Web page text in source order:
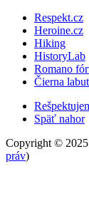
Respekt.cz
Heroine.cz
Hiking
HistoryLab
Romano
Čierna
Späť nahor
Copyright © 2025
práv)